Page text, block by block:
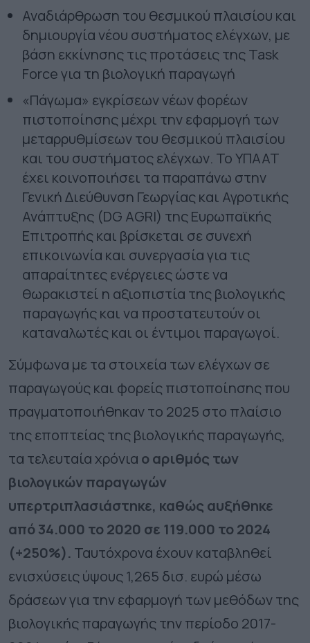
Αναδιάρθρωση του θεσμικού πλαισίου και
δημιουργία νέου συστήματος ελέγχων, με
βάση εκκίνησης τις προτάσεις της Task
Force για τη βιολογική παραγωγή
«Πάγωμα» εγκρίσεων νέων φορέων
πιστοποίησης μέχρι την εφαρμογή των
μεταρρυθμίσεων του θεσμικού πλαισίου
και του συστήματος ελέγχων. Το ΥΠΑΑΤ
έχει κοινοποιήσει τα παραπάνω στην
Γενική Διεύθυνση Γεωργίας και Αγροτικής
Ανάπτυξης (DG AGRI) της Ευρωπαϊκής
Επιτροπής και βρίσκεται σε συνεχή
επικοινωνία και συνεργασία για τις
απαραίτητες ενέργειες ώστε να
θωρακιστεί η αξιοπιστία της βιολογικής
παραγωγής και να προστατευτούν οι
καταναλωτές και οι έντιμοι παραγωγοί.
Σύμφωνα με τα στοιχεία των ελέγχων σε
παραγωγούς και φορείς πιστοποίησης που
πραγματοποιήθηκαν το 2025 στο πλαίσιο
της εποπτείας της βιολογικής παραγωγής,
τα τελευταία χρόνια ο αριθμός των
βιολογικών παραγωγών
υπερτριπλασιάστηκε, καθώς αυξήθηκε
από 34.000 το 2020 σε 119.000 το 2024
(+250%). Ταυτόχρονα έχουν καταβληθεί
ενισχύσεις ύψους 1,265 δισ. ευρώ μέσω
δράσεων για την εφαρμογή των μεθόδων της
βιολογικής παραγωγής την περίοδο 2017-